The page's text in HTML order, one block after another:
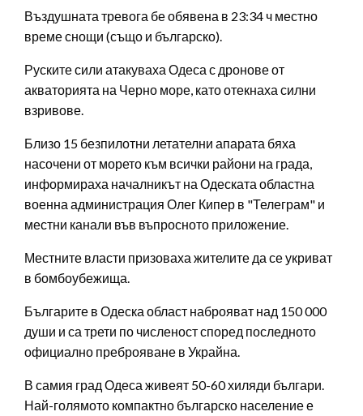
Въздушната тревога бе обявена в 23:34 ч местно
време снощи (също и българско).
Руските сили атакуваха Одеса с дронове от
акваторията на Черно море, като отекнаха силни
взривове.
Близо 15 безпилотни летателни апарата бяха
насочени от морето към всички райони на града,
информираха началникът на Одеската областна
военна администрация Олег Кипер в "Телеграм" и
местни канали във въпросното приложение.
Местните власти призоваха жителите да се укриват
в бомбоубежища.
Българите в Одеска област наброяват над 150 000
души и са трети по численост според последното
официално преброяване в Украйна.
В самия град Одеса живеят 50-60 хиляди българи.
Най-голямото компактно българско население е